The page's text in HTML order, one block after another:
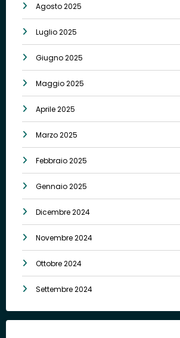
Agosto 2025
Luglio 2025
Giugno 2025
Maggio 2025
Aprile 2025
Marzo 2025
Febbraio 2025
Gennaio 2025
Dicembre 2024
Novembre 2024
Ottobre 2024
Settembre 2024